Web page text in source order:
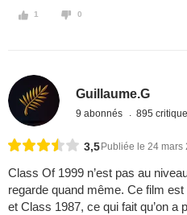
1 0
Guillaume.G
9 abonnés 895
3,5 Publiée le 24 mars
Class Of 1999 n’est pas au
regarde quand même. Ce film
et Class 1987, ce qui fait qu’on